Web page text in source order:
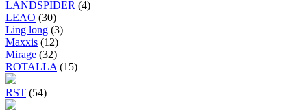
LANDSPIDER (4)
LEAO (30)
Ling long (3)
Maxxis (12)
Mirage (32)
ROTALLA (15)
RST (54)